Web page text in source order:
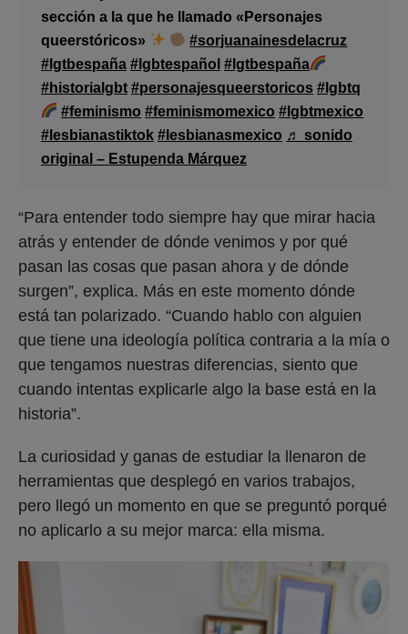
sección a la que he llamado «Personajes
queerstóricos»
#sorjuanainesdelacruz
#lgtbespaña #lgbtespañol #lgtbespaña
#historialgbt #personajesqueerstoricos #lgbtq
#feminismo #feminismomexico #lgbtmexico
#lesbianastiktok #lesbianasmexico ♬ sonido
original – Estupenda Márquez
“Para entender todo siempre hay que mirar hacia
atrás y entender de dónde venimos y por qué
pasan las cosas que pasan ahora y de dónde
surgen”, explica. Más en este momento dónde
está tan polarizado. “Cuando hablo con alguien
que tiene una ideología política contraria a la mía o
que tengamos nuestras diferencias, siento que
cuando intentas explicarle algo la base está en la
historia”.
La curiosidad y ganas de estudiar la llenaron de
herramientas que desplegó en varios trabajos,
pero llegó un momento en que se preguntó porqué
no aplicarlo a su mejor marca: ella misma.